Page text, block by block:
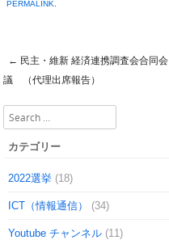
PERMALINK
Post navigation
← 民主・維新 経済連携調査会合同会
議 （代理出席報告）
Search
カテゴリー
2022選挙 (18)
ICT（情報通信） (34)
Youtube チャンネル (11)